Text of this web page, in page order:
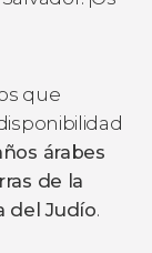
que
árabes
de la
del Judío.